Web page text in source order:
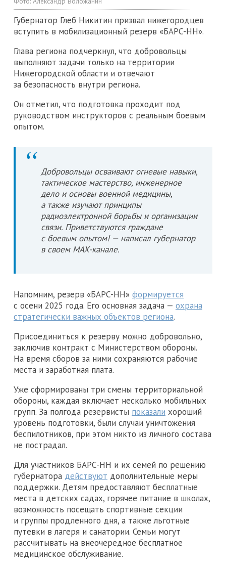
Губернатор Глеб Никитин призвал нижегородцев
вступить в мобилизационный резерв «БАРС-НН».
Глава региона подчеркнул, что добровольцы
выполняют задачи только на территории
Нижегородской области и отвечают
за безопасность внутри региона.
Он отметил, что подготовка проходит под
руководством инструкторов с реальным боевым
опытом.
Добровольцы осваивают огневые навыки,
тактическое мастерство, инженерное
дело и основы военной медицины,
а также изучают принципы
радиоэлектронной борьбы и организации
связи. Приветствуются граждане
с боевым опытом! — написал губернатор
в своем MAX-канале.
Напомним, резерв «БАРС-НН» формируется
с осени 2025 года. Его основная задача — охрана
стратегически важных объектов региона.
Присоединиться к резерву можно добровольно,
заключив контракт с Министерством обороны.
На время сборов за ними сохраняются рабочие
места и заработная плата.
Уже сформированы три смены территориальной
обороны, каждая включает несколько мобильных
групп. За полгода резервисты показали хороший
уровень подготовки, были случаи уничтожения
беспилотников, при этом никто из личного состава
не пострадал.
Для участников БАРС-НН и их семей по решению
губернатора действуют дополнительные меры
поддержки. Детям предоставляют бесплатные
места в детских садах, горячее питание в школах,
возможность посещать спортивные секции
и группы продленного дня, а также льготные
путевки в лагеря и санатории. Семьи могут
рассчитывать на внеочередное бесплатное
медицинское обслуживание.